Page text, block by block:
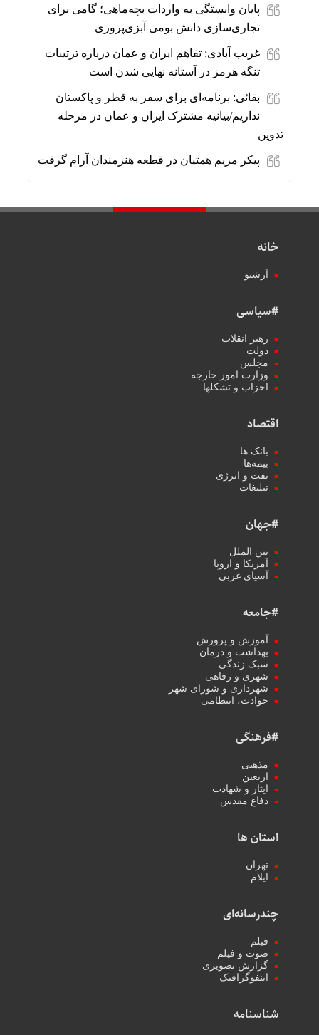
پایان وابستگی به واردات بچه‌ماهی؛ گامی برای
تجاری‌سازی دانش بومی آبزی‌پروری
غریب آبادی: تفاهم ایران و عمان درباره ترتیبات
تنگه هرمز در آستانه نهایی شدن است
بقائی: برنامه‌ای برای سفر به قطر و پاکستان
نداریم/بیانیه مشترک ایران و عمان در مرحله
تدوین
پیکر مریم همتیان در قطعه هنرمندان آرام گرفت
خانه
آرشیو
#سیاسی
رهبر انقلاب
دولت
مجلس
وزارت امور خارجه
احزاب و تشکلها
اقتصاد
بانک ها
بیمه‌ها
نفت و انرژی
تبلیغات
#جهان
بین الملل
آمریکا و اروپا
آسیای غربی
#جامعه
آموزش و پرورش
بهداشت و درمان
سبک زندگی
شهری و رفاهی
شهرداری و شورای شهر
حوادث، انتظامی
#فرهنگی
مذهبی
اربعین
ایثار و شهادت
دفاع مقدس
استان ها
تهران
ایلام
چندرسانه‌ای
فیلم
صوت و فیلم
گزارش تصویری
اینفوگرافیک
شناسنامه